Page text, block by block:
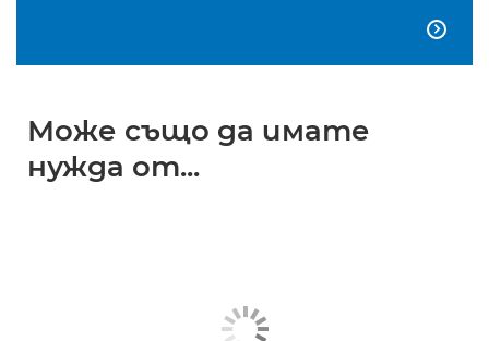

Може също да имате
нужда от...